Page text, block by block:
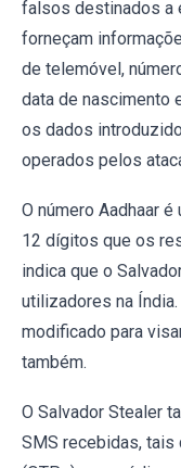
falsos destinados a
forneçam
de telemóvel,
data de nascimento
os dados
operados pelos
O número Aadhaar
12 dígitos que os
indica que o
utilizadores na
modificado para
também.
O Salvador Stealer
SMS recebidas,